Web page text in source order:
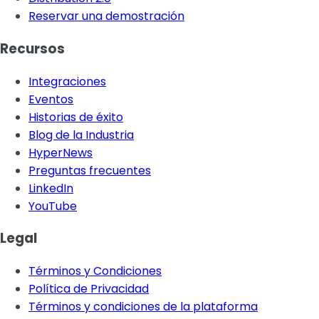
Reservar una demostración
Recursos
Integraciones
Eventos
Historias de éxito
Blog de la Industria
HyperNews
Preguntas frecuentes
LinkedIn
YouTube
Legal
Términos y Condiciones
Política de Privacidad
Términos y condiciones de la plataforma